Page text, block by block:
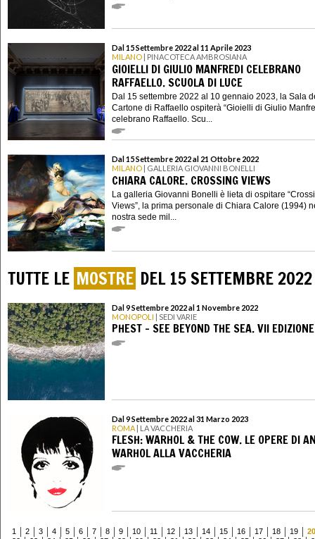
Dal 15 Settembre 2022 al 11 Aprile 2023
MILANO | PINACOTECA AMBROSIANA
GIOIELLI DI GIULIO MANFREDI CELEBRANO
RAFFAELLO. SCUOLA DI LUCE
Dal 15 settembre 2022 al 10 gennaio 2023, la Sala
Cartone di Raffaello ospiterà “Gioielli di Giulio
celebrano Raffaello. Scu...
Dal 15 Settembre 2022 al 21 Ottobre 2022
MILANO | GALLERIA GIOVANNI BONELLI
CHIARA CALORE. CROSSING VIEWS
La galleria Giovanni Bonelli è lieta di ospitare
Views”, la prima personale di Chiara Calore (1994)
nostra sede mil...
TUTTE LE MOSTRE DEL 15 SETTEMBRE 2022
Dal 9 Settembre 2022 al 1 Novembre 2022
MONOPOLI | SEDI VARIE
PHEST - SEE BEYOND THE SEA. VII EDIZIONE
Dal 9 Settembre 2022 al 31 Marzo 2023
ROMA | LA VACCHERIA
FLESH: WARHOL & THE COW. LE OPERE DI
WARHOL ALLA VACCHERIA
1 2 3 4 5 6 7 8 9 10 11 12 13 14 15 16 17 18 19
20